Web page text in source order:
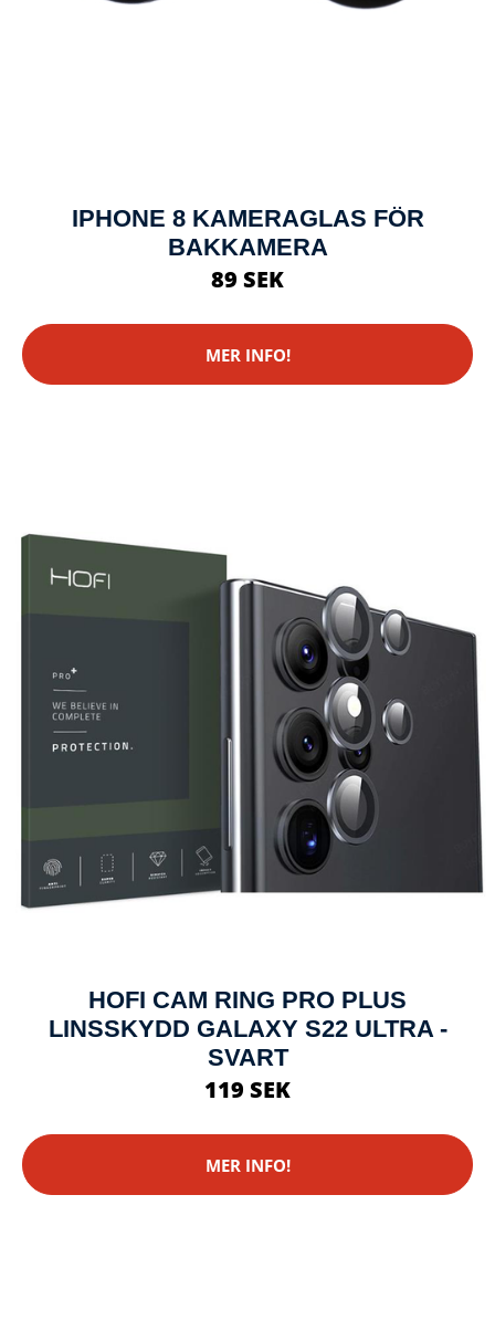
IPHONE 8 KAMERAGLAS FÖR
BAKKAMERA
89 SEK
MER INFO!
HOFI CAM RING PRO PLUS
LINSSKYDD GALAXY S22 ULTRA -
SVART
119 SEK
MER INFO!